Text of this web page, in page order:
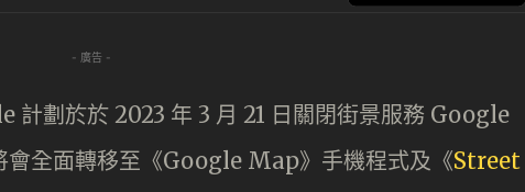
- 廣告 -
劃於於 2023 年 3 月 21 日關閉街景服務 Google
全面轉移至《Google Map》手機程式及《Street